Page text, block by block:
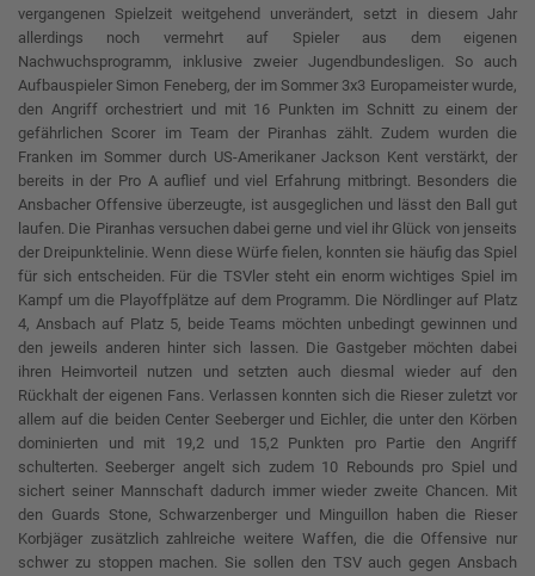
vergangenen Spielzeit weitgehend unverändert, setzt in diesem Jahr
allerdings noch vermehrt auf Spieler aus dem eigenen
Nachwuchsprogramm, inklusive zweier Jugendbundesligen. So auch
Aufbauspieler Simon Feneberg, der im Sommer 3x3 Europameister wurde,
den Angriff orchestriert und mit 16 Punkten im Schnitt zu einem der
gefährlichen Scorer im Team der Piranhas zählt. Zudem wurden die
Franken im Sommer durch US-Amerikaner Jackson Kent verstärkt, der
bereits in der Pro A auflief und viel Erfahrung mitbringt. Besonders die
Ansbacher Offensive überzeugte, ist ausgeglichen und lässt den Ball gut
laufen. Die Piranhas versuchen dabei gerne und viel ihr Glück von jenseits
der Dreipunktelinie. Wenn diese Würfe fielen, konnten sie häufig das Spiel
für sich entscheiden. Für die TSVler steht ein enorm wichtiges Spiel im
Kampf um die Playoffplätze auf dem Programm. Die Nördlinger auf Platz
4, Ansbach auf Platz 5, beide Teams möchten unbedingt gewinnen und
den jeweils anderen hinter sich lassen. Die Gastgeber möchten dabei
ihren Heimvorteil nutzen und setzten auch diesmal wieder auf den
Rückhalt der eigenen Fans. Verlassen konnten sich die Rieser zuletzt vor
allem auf die beiden Center Seeberger und Eichler, die unter den Körben
dominierten und mit 19,2 und 15,2 Punkten pro Partie den Angriff
schulterten. Seeberger angelt sich zudem 10 Rebounds pro Spiel und
sichert seiner Mannschaft dadurch immer wieder zweite Chancen. Mit
den Guards Stone, Schwarzenberger und Minguillon haben die Rieser
Korbjäger zusätzlich zahlreiche weitere Waffen, die die Offensive nur
schwer zu stoppen machen. Sie sollen den TSV auch gegen Ansbach